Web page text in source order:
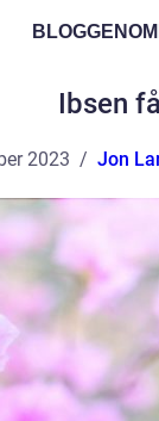
Ibsen
2023 Jon